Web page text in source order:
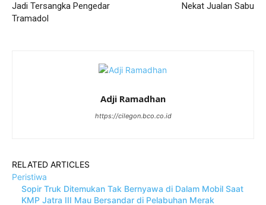
Jadi Tersangka Pengedar
Tramadol
Nekat Jualan Sabu
Adji Ramadhan
https://cilegon.bco.co.id
RELATED ARTICLES
Peristiwa
Sopir Truk Ditemukan Tak Bernyawa di Dalam Mobil Saat
KMP Jatra III Mau Bersandar di Pelabuhan Merak